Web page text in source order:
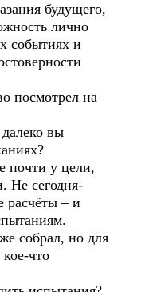
будущего,
лично
событиях и
на
вы
у цели,
Не сегодня-
расчёты – и
собрал, но для
что